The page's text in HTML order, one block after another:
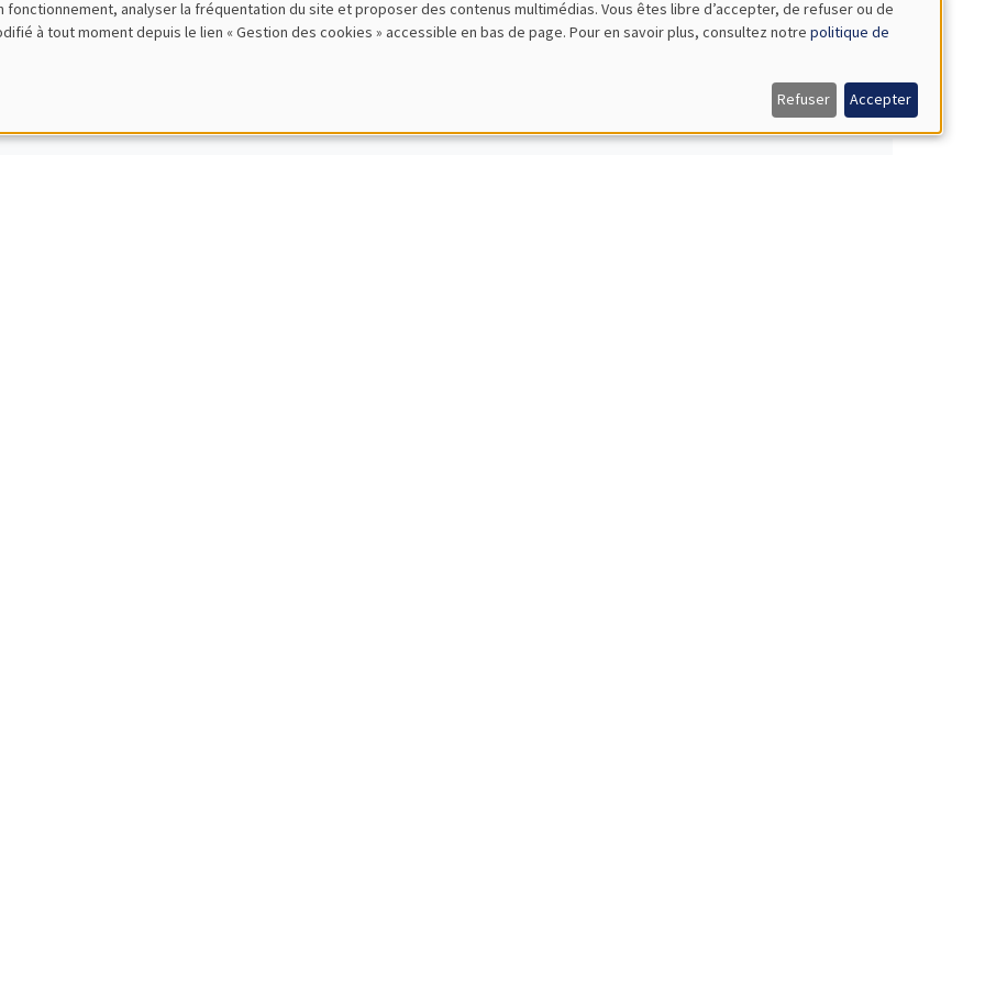
Ziliotto
Paris Dauphine University
analyser la fréquentation du site et proposer des contenus multimédias. Vous êtes libre d’accepter, de refuser ou de
à tout moment depuis le lien « Gestion des cookies » accessible en bas de page. Pour en savoir plus, consultez notre politique de
Refuser Accepter